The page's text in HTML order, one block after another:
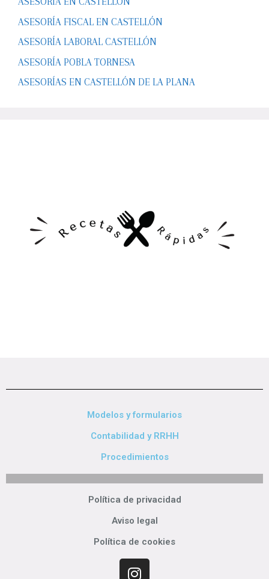
ASESORÍA FISCAL EN CASTELLÓN
ASESORÍA LABORAL CASTELLÓN
ASESORÍA POBLA TORNESA
ASESORÍAS EN CASTELLÓN DE LA PLANA
Modelos y formularios
Contabilidad y RRHH
Procedimientos
Política de privacidad
Aviso legal
Política de cookies